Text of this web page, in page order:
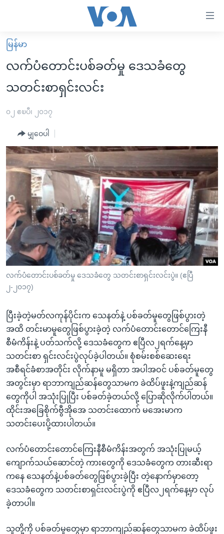
လွယ်ကူ
စေ
များ
အကြောင်းအရာ
သို့
ကျော်
ရန်
ပင်မ
အ
ညွန်း
စာမျက်နှာ
သို့
ကြည့်
ရန်
ရှာဖွေ
မူလစာမျက်နှာ
မြန်မာ
ကမ္ဘာ့သတင်းများ
နိုင်ငံတကာ
အစ္စရေး-ပါလက်စတိုင်း
ဗွီဒီယို
ရပ်ဝန်းတခု လမ်းတခု အလွန်
အင်္ဂလိပ်စာလေ့လာမယ်
အမေရိကန်သုံးအီဒီယံ
မကြေးမုံရဲ့ အင်္ဂလိပ်စာ
ရုပ်ရှင်ထဲက အင်္ဂလိပ်စာ
သုတပဒေသာ အင်္ဂလိပ်စာ
အပတ်စဉ်ကဏ္ဍများ
ရေဒီယို
တီဗွီ
ရေဒီယိုနှင့်ရုပ်သံ အချက်အလက်များ
ရေဒီယို/တီဗွီအစီအစဉ်
Learning English
ဗွီအိုအေ လူမှုကွန်ယက်များ
ဘာသာစကားများ
မြန်မာ
လက်ပံတောင်းပစ်ခတ်မှု ဒေသခံတွေ
သတင်းစာရှင်းလင်း
၀၂ ဧၿပီ၊ ၂၀၁၇
မျှဝေပါ
လက်ပံတောင်းပစ်ခတ်မှု ဒေသခံတွေ သတင်းစာရှင်းလင်းပွဲ။ (ဧပြီ
၂-၂၀၁၇)
ပြီးခဲ့တဲ့မတ်လကုန်ပိုင်းက သေနတ်နဲ့ ပစ်ခတ်မူတွေဖြစ်ပွားတဲ့
အထိ တင်းမာမူတွေဖြစ်ပွားခဲ့တဲ့ လက်ပံတောင်းတောင်ကြေးနီ
စီမံကိန်းနဲ့ ပတ်သက်လို့ ဒေသခံတွေက ဧပြီလ၂ရက်နေ့မှာ
သတင်းစာ ရှင်းလင်းပွဲလုပ်ခဲ့ပါတယ်။ စုံစမ်းစစ်ဆေးရေး
အစီရင်ခံစာအတိုင်း လိုက်နာမူ မရှိတာ အပါအဝင် ပစ်ခတ်မူတွေ
အတွင်းမှာ ရာဘာကျည်ဆန်တွေသာမက ခဲထိပ်ဖူးနဲ့ကျည်ဆန်
တွေကိုပါ အသုံးပြုပြီး ပစ်ခတ်ခဲ့တယ်လို့ ပြောဆိုလိုက်ပါတယ်။
ထိုင်းအခြေစိုက်ဗွီအိုအေ သတင်းထောက် မအေးမာက
သတင်းပေးပို့ထားပါတယ်။
လက်ပံတောင်းတောင်ကြေးနီစီမံကိန်းအတွက် အသုံးပြုမယ့်
ကျောက်သယ်ဆောင်တဲ့ ကားတွေကို ဒေသခံတွေက တားဆီးရာ
ကနေ သေနတ်နဲ့ပစ်ခတ်တွေဖြစ်ပွားခဲ့ပြီး တဲ့နောက်မှာတော့
ဒေသခံတွေက သတင်းစာရှင်းလင်းပွဲကို ဧပြီလ၂ရက်နေ့မှာ လုပ်
ခဲ့တာပါ။
သူတို့ကို ပစ်ခတ်မူတွေမှာ ရာဘာကျည်ဆန်တွေသာမက ခဲထိပ်ဖူး